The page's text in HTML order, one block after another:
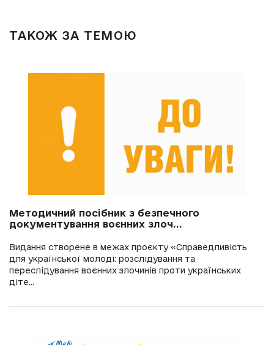
ТАКОЖ ЗА ТЕМОЮ
Методичний посібник з безпечного
документування воєнних злоч...
Видання створене в межах проєкту «Справедливість
для української молоді: розслідування та
переслідування воєнних злочинів проти українських
діте...